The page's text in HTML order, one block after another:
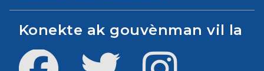
Konekte ak gouvènman vil la
Facebook Twitter